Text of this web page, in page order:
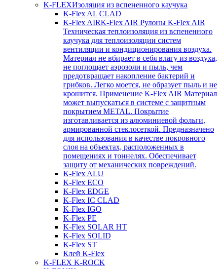
K-FLEXИзоляция из вспененного каучука
K-Flex AL CLAD
K-Flex AIRK-Flex AIR Рулоны K-Flex AIR
Техническая теплоизоляция из вспененного
каучука для теплоизоляции систем
вентиляции и кондиционирования воздуха.
Материал не вбирает в себя влагу из воздуха,
не поглощает аэрозоли и пыль, чем
предотвращает накопление бактерий и
грибков. Легко моется, не образует пыль и не
крошится. Применение K-Flex AIR Материал
может выпускаться в системе c защитным
покрытием METAL. Покрытие
изготавливается из алюминиевой фольги,
армированной стеклосеткой. Предназначено
для использования в качестве покровного
слоя на объектах, расположенных в
помещениях и тоннелях. Обеспечивает
защиту от механических повреждений.
K-Flex ALU
K-Flex ECO
K-Flex EDGE
K-Flex IC CLAD
K-Flex IGO
K-Flex PE
K-Flex SOLAR HT
K-Flex SOLID
K-Flex ST
Клей K-Flex
K-FLEX K-ROCK